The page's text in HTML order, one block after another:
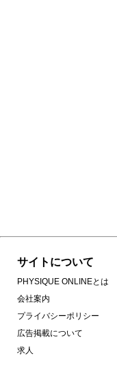
サイトについて
PHYSIQUE ONLINEとは
会社案内
プライバシーポリシー
広告掲載について
求人